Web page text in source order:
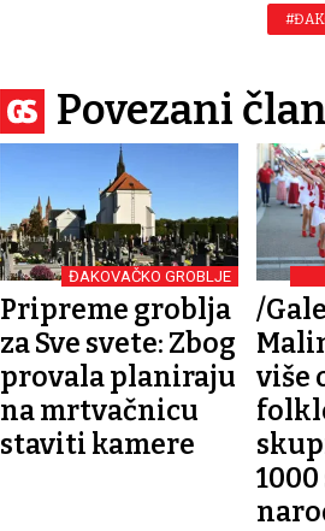
Povezani
ĐAKOVAČKO GROBLJE
Pripreme groblja
za Sve svete: Zbog
provala planiraju
na mrtvačnicu
staviti kamere
/
više